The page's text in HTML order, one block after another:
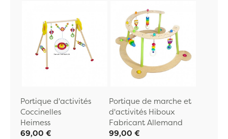
Portique d'activités
Coccinelles
Heimess
69,00 €
Portique de marche et
d'activités Hiboux
Fabricant Allemand
99,00 €